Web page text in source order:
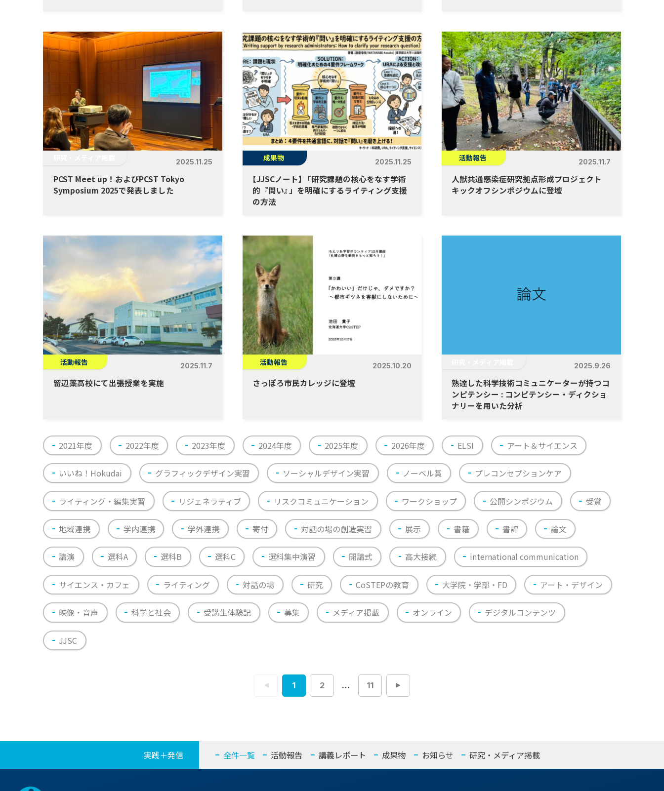
2025.11.25
PCST Meet up！およびPCST Tokyo
Symposium 2025で発表しました
成果物 2025.11.25
【JJSCノート】
「研究課題の核心をなす学術
的『問い』」を明確にするライティング支援
の方法
活動報告 2025.11.7
人獣共通感染症研究拠点形成プロジェクト
キックオフシンポジウムに登壇
活動報告 2025.11.7
留辺蘂高校にて出張授業を実施
活動報告 2025.10.20
さっぽろ市民カレッジに登壇
2025.9.26
熟達した科学技術コミュニケーターが持つコ
ンピテンシー : コンピテンシー・ディクショ
ナリーを用いた分析
2021年度 2022年度 2023年度 2024年度 2025年度 2026年度 ELSI アート＆サイエンス
いいね！Hokudai グラフィックデザイン実習 ソーシャルデザイン実習 ノーベル賞 プレコンセプションケア
ライティング・編集実習 リジェネラティブ リスクコミュニケーション ワークショップ 公開シンポジウム 受賞
地域連携 学内連携 学外連携 寄付 対話の場の創造実習 展示 書籍 書評 論文
講演 選科A 選科B 選科C 選科集中演習 開講式 高大接続 international communication
サイエンス・カフェ ライティング 対話の場 研究 CoSTEPの教育 大学院・学部・FD アート・デザイン
映像・音声 科学と社会 受講生体験記 募集 メディア掲載 オンライン デジタルコンテンツ
JJSC
稿
ン
1 2 … 11
実践＋発信 全件一覧 活動報告 講義レポート 成果物 お知らせ 研究・メディア掲載